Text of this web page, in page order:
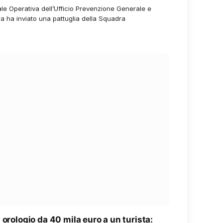
Operativa dell’Ufficio Prevenzione Generale e
ha inviato una pattuglia della Squadra
da 40 mila euro a un turista: